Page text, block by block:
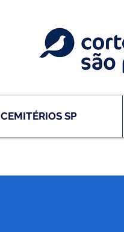
CEMITÉRIOS SP